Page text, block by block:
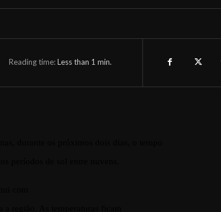
Reading time:Less than 1 min.